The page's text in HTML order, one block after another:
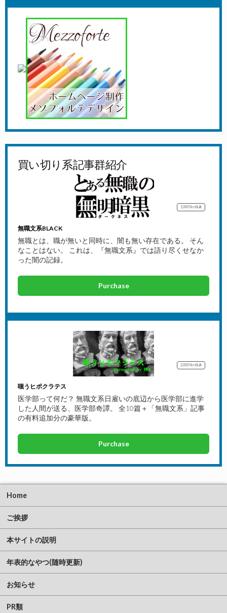
買い切り系記事群紹介
1,000YenBulk
無職文系BLACK
無職とは、職が無いと同時に、闇も無い存在である。 そん
なことはない。 これは、『無職文系』では語り尽くせなか
った闇の記録。
Purchase
2,000YenBulk
嗤うヒポクラテス
医学部って何だ？ 無職文系日雇いの底辺から医学部に進学
した人間が送る、医学部奇譚。 全10篇＋「無職文系」記事
の有料追加分の豪華版。
Purchase
Home
ご挨拶
本サイトの説明
年表的なやつ(随時更新)
お知らせ
PR類